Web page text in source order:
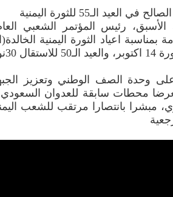
الـ55 للثورة اليمنية
رئيس المؤتمر الشعبي
وحدة الصف الوطني وتعزيز
محطات سابقة للعدوان
مبشرا بانتصارا مرتقب للشعب